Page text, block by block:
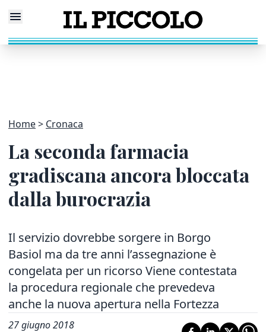
Home Cronaca
La seconda farmacia
gradiscana ancora bloccata
dalla burocrazia
Il servizio dovrebbe sorgere in Borgo
Basiol ma da tre anni l’assegnazione è
congelata per un ricorso Viene contestata
la procedura regionale che prevedeva
anche la nuova apertura nella Fortezza
27 giugno 2018